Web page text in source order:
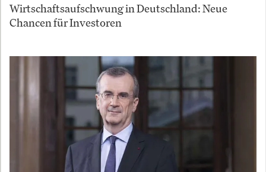
Wirtschaftsaufschwung in Deutschland: Neue
Chancen für Investoren